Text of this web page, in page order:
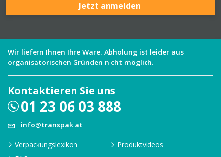
Jetzt anmelden
Wir liefern Ihnen Ihre Ware. Abholung ist leider aus
organisatorischen Gründen nicht möglich.
Kontaktieren Sie uns
01 23 06 03 888
info@transpak.at
Verpackungslexikon
Produktvideos